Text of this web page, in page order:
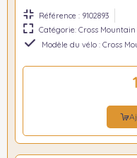
Référence : 9102893
Catégorie: Cross Mountain
Modèle du vélo : Cross